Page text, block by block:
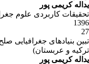
یداله کریمی پور
تحقیقات کاربردی علوم
1396
27
تبین بنیادهای جغرافیایی
ترکیه و عربستان)
یداله کریمی پور